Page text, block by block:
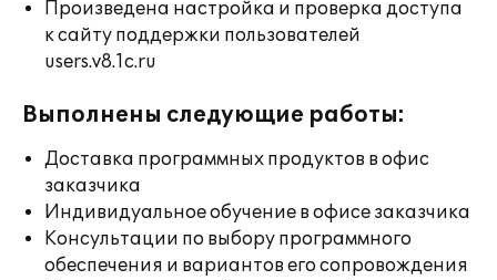
Произведена настройка и проверка доступа
к сайту поддержки пользователей
users.v8.1c.ru
Выполнены следующие работы:
Доставка программных продуктов в офис
заказчика
Индивидуальное обучение в офисе заказчика
Консультации по выбору программного
обеспечения и вариантов его сопровождения